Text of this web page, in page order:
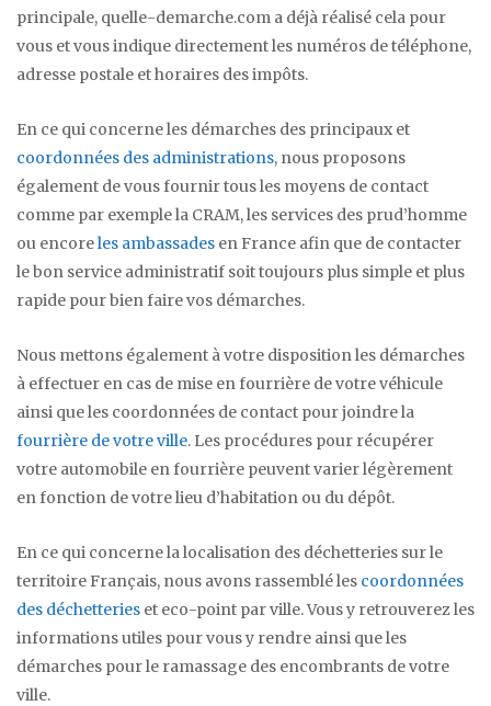
principale, quelle-demarche.com a déjà réalisé cela pour
vous et vous indique directement les numéros de téléphone,
adresse postale et horaires des impôts.
En ce qui concerne les démarches des principaux et
coordonnées des administrations, nous proposons
également de vous fournir tous les moyens de contact
comme par exemple la CRAM, les services des prud’homme
ou encoreles ambassades en France afin que de contacter
le bon service administratif soit toujours plus simple et plus
rapide pour bien faire vos démarches.
Nous mettons également à votre disposition les démarches
à effectuer en cas de mise en fourrière de votre véhicule
ainsi que les coordonnées de contact pour joindre la
fourrière de votre ville. Les procédures pour récupérer
votre automobile en fourrière peuvent varier légèrement
en fonction de votre lieu d’habitation ou du dépôt.
En ce qui concerne la localisation des déchetteries sur le
territoire Français, nous avons rassemblé les coordonnées
des déchetteries et eco-point par ville. Vous y retrouverez les
informations utiles pour vous y rendre ainsi que les
démarches pour le ramassage des encombrants de votre
ville.